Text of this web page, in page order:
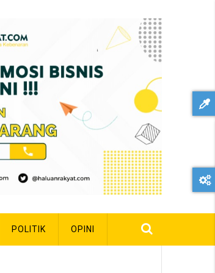
POLITIK OPINI